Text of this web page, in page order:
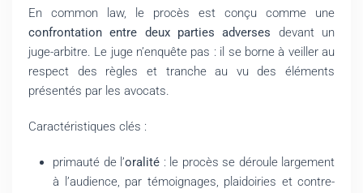
En common law, le procès est conçu comme une
confrontation entre deux parties adverses devant un
juge-arbitre. Le juge n’enquête pas : il se borne à veiller au
respect des règles et tranche au vu des éléments
présentés par les avocats.
Caractéristiques clés :
primauté de l’oralité : le procès se déroule largement
à l’audience, par témoignages, plaidoiries et contre-